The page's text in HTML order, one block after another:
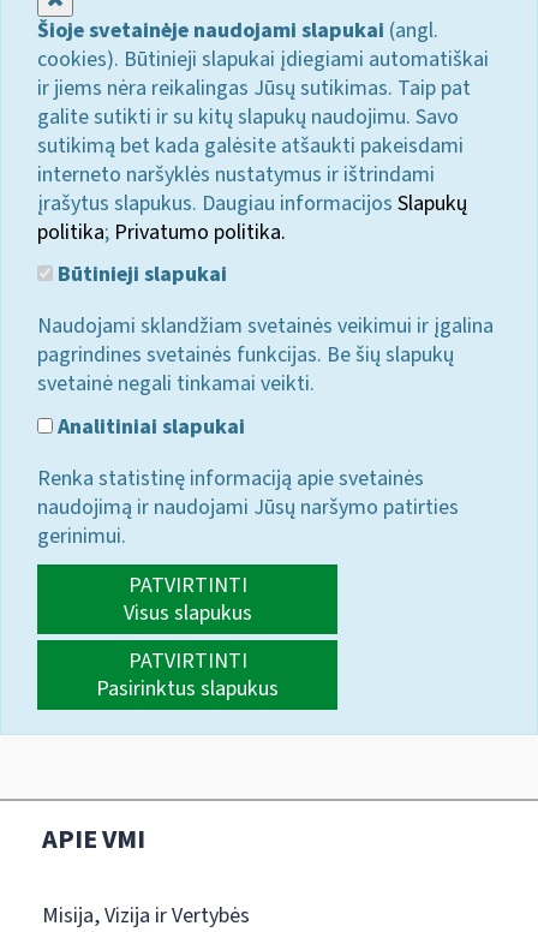
Šioje svetainėje naudojami slapukai (angl.
cookies). Būtinieji slapukai įdiegiami automatiškai
ir jiems nėra reikalingas Jūsų sutikimas. Taip pat
galite sutikti ir su kitų slapukų naudojimu. Savo
sutikimą bet kada galėsite atšaukti pakeisdami
interneto naršyklės nustatymus ir ištrindami
įrašytus slapukus. Daugiau informacijos Slapukų
politika; Privatumo politika.
Būtinieji slapukai
Naudojami sklandžiam svetainės veikimui ir įgalina
pagrindines svetainės funkcijas. Be šių slapukų
svetainė negali tinkamai veikti.
Analitiniai slapukai
Renka statistinę informaciją apie svetainės
naudojimą ir naudojami Jūsų naršymo patirties
gerinimui.
PATVIRTINTI
Visus slapukus
PATVIRTINTI
Pasirinktus slapukus
APIE VMI
Misija, Vizija ir Vertybės